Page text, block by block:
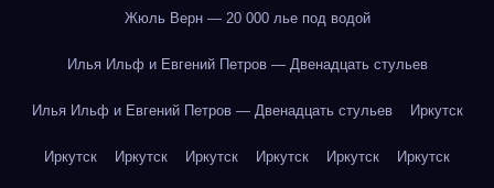
Жюль Верн — 20 000 лье под водой
Илья Ильф и Евгений Петров — Двенадцать стульев
Илья Ильф и Евгений Петров — Двенадцать стульев Иркутск
Иркутск Иркутск Иркутск Иркутск Иркутск Иркутск